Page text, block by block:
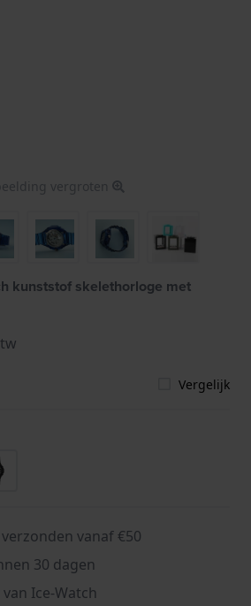
vergroten
kunststof skelethorloge met
Vergelijk
vanaf €50
30 dagen
van Ice-Watch